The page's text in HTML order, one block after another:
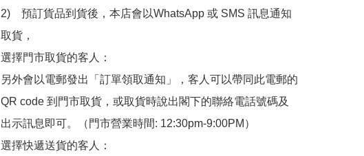
2)　預訂貨品到貨後，本店會以WhatsApp 或 SMS 訊息通知
取貨，
選擇門市取貨的客人：
另外會以電郵發出「訂單領取通知」，客人可以帶同此電郵的
QR code 到門市取貨，或取貨時說出閣下的聯絡電話號碼及
出示訊息即可。（門市營業時間: 12:30pm-9:00PM）
選擇快遞送貨的客人：